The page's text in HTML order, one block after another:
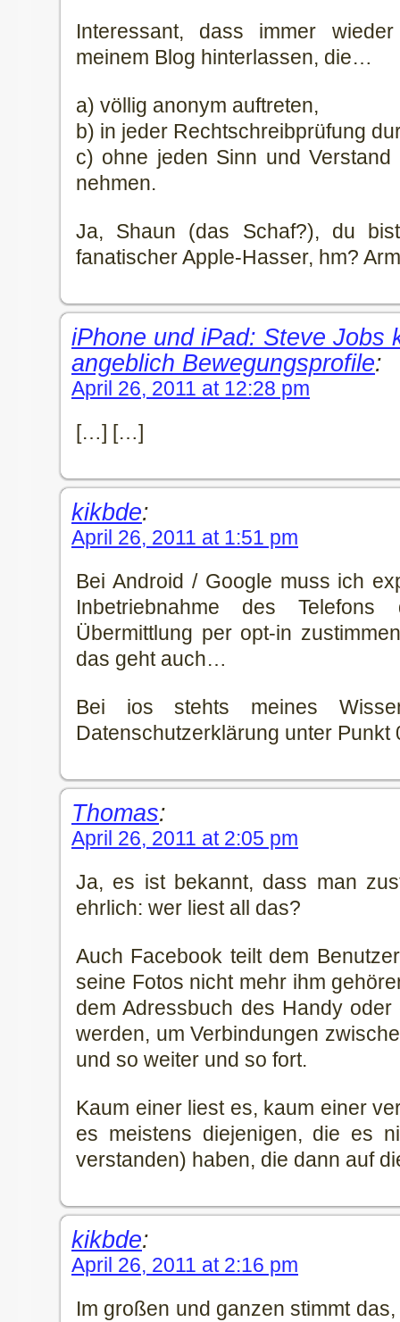
Interessant, dass immer
meinem Blog hinterlassen, die…
a) völlig anonym auftreten,
b) in jeder Rechtschreibprüfung
c) ohne jeden Sinn und
nehmen.
Ja, Shaun (das Schaf?), du
fanatischer Apple-Hasser, hm?
iPhone und iPad: Steve Jobs
angeblich Bewegungsprofile:
April 26, 2011 at 12:28 pm
[…] […]
kikbde:
April 26, 2011 at 1:51 pm
Bei Android / Google muss ich
Inbetriebnahme des
Übermittlung per opt-in
das geht auch…
Bei ios stehts meines
Datenschutzerklärung unter Punkt
Thomas:
April 26, 2011 at 2:05 pm
Ja, es ist bekannt, dass man
ehrlich: wer liest all das?
Auch Facebook teilt dem
seine Fotos nicht mehr ihm
dem Adressbuch des Handy
werden, um Verbindungen
und so weiter und so fort.
Kaum einer liest es, kaum einer
es meistens diejenigen, die es
verstanden) haben, die dann auf
kikbde:
April 26, 2011 at 2:16 pm
Im großen und ganzen stimmt